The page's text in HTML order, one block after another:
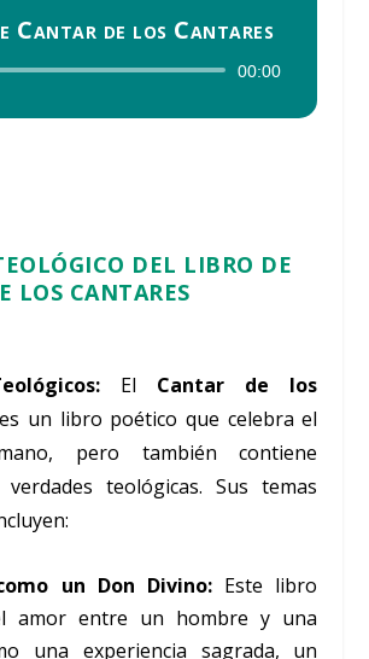
Cantar de los Cantares
Reproductor
audio
00:00
DEL LIBRO DE
LOS CANTARES
El Cantar de los
un libro poético que celebra el
pero también contiene
teológicas. Sus temas
un Don Divino:Este libro
amor entre un hombre y una
una experiencia sagrada, un